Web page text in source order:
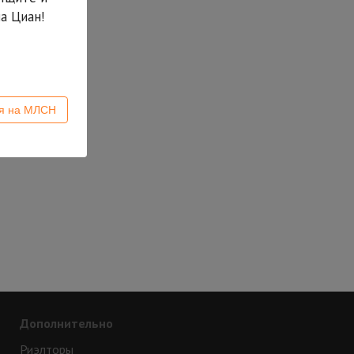
Дополнительно
Риэлторы
Циан!
на МЛСН